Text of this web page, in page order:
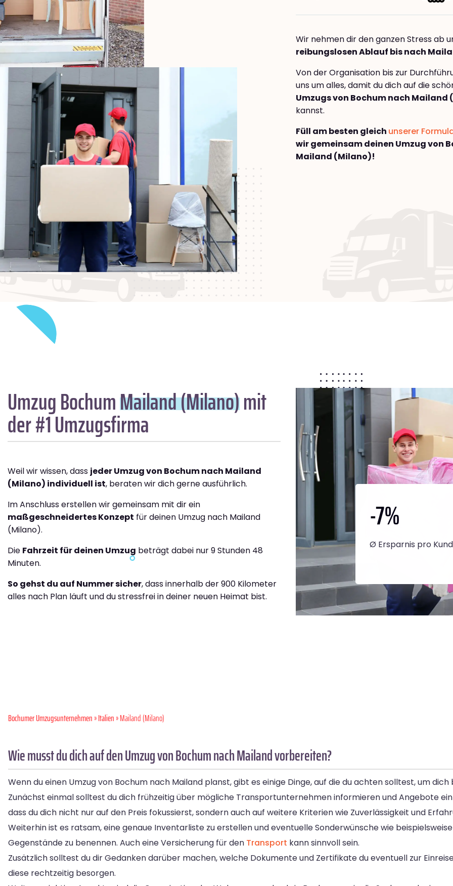
Wir nehmen dir den ganzen Stress ab
reibungslosen Ablauf bis nach
Von der Organisation bis zur
uns um alles, damit du dich auf die
Umzugs von Bochum nach Mailand
kannst.
Füll am besten gleich unserer
wir gemeinsam deinen Umzug von
Mailand (Milano)!
Umzug BochumMailand (Milano)mit
der #1 Umzugsfirma
Weil wir wissen, dass jeder Umzug von Bochum nach Mailand
(Milano) individuell ist, beraten wir dich gerne ausführlich.
Im Anschluss erstellen wir gemeinsam mit dir ein
maßgeschneidertes Konzept für deinen Umzug nach Mailand
(Milano).
Die Fahrzeit für deinen Umzug beträgt dabei nur 9 Stunden 48
Minuten.
So gehst du auf Nummer sicher, dass innerhalb der 900 Kilometer
alles nach Plan läuft und du stressfrei in deiner neuen Heimat bist.
-7%
Ø Ersparnis pro
Bochumer Umzugsunternehmen»Italien» Mailand (Milano)
Wie musst du dich auf den Umzug von Bochum nach Mailand vorbereiten?
Wenn du einen Umzug von Bochum nach Mailand planst, gibt es einige Dinge, auf die du achten solltest, um
Zunächst einmal solltest du dich frühzeitig über mögliche Transportunternehmen informieren und Angebote
dass du dich nicht nur auf den Preis fokussierst, sondern auch auf weitere Kriterien wie Zuverlässigkeit und
Weiterhin ist es ratsam, eine genaue Inventarliste zu erstellen und eventuelle Sonderwünsche wie
Gegenstände zu benennen. Auch eine Versicherung für den Transport kann sinnvoll sein.
Zusätzlich solltest du dir Gedanken darüber machen, welche Dokumente und Zertifikate du eventuell zur
diese rechtzeitig besorgen.